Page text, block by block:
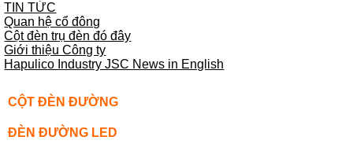
TIN TỨC
Quan hệ cổ đông
Cột đèn trụ đèn đó đây
Giới thiệu Công ty
Hapulico Industry JSC News in English
CỘT ĐÈN ĐƯỜNG
ĐÈN ĐƯỜNG LED